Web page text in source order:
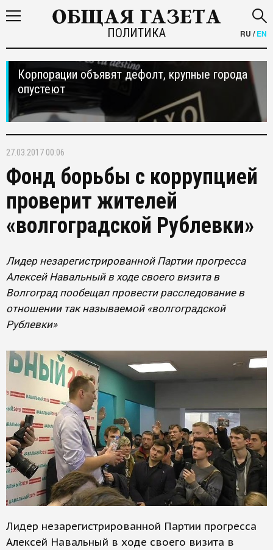
ПОЛИТИКА RU /EN
Корпорации объявят дефолт, крупные города
опустеют
27.03.2017 00:06
Фонд борьбы с коррупцией
проверит жителей
«волгоградской Рублевки»
Лидер незарегистрированной Партии прогресса
Алексей Навальный в ходе своего визита в
Волгоград пообещал провести расследование в
отношении так называемой «волгоградской
Рублевки»
Лидер незарегистрированной Партии прогресса
Алексей Навальный в ходе своего визита в